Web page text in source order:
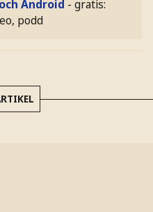
Android - gratis:
podd